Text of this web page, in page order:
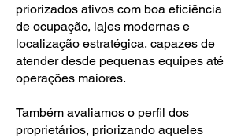
priorizados ativos com boa eficiência
de ocupação, lajes modernas e
localização estratégica, capazes de
atender desde pequenas equipes até
operações maiores.
Também avaliamos o perfil dos
proprietários, priorizando aqueles